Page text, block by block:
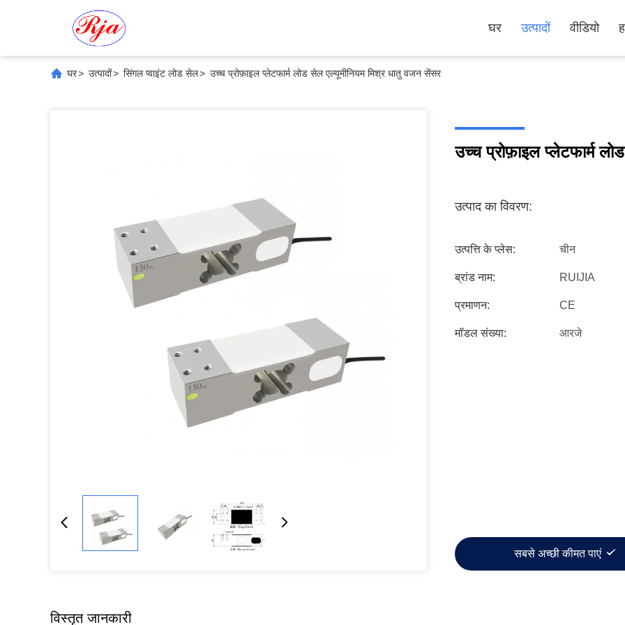
घर उत्पादों वीडियो
घर> उत्पादों> सिंगल प्वाइंट लोड सेल> उच्च प्रोफ़ाइल प्लेटफार्म लोड सेल एल्यूमीनियम मिश्र धातु वजन सेंसर
उच्च प्रोफ़ाइल प्लेटफार्म
उत्पाद का विवरण:
उत्पत्ति के प्लेस: चीन
ब्रांड नाम: RUIJIA
प्रमाणन: CE
मॉडल संख्या: आरजे
सबसे अच्छी कीमत पाएं
विस्तृत जानकारी